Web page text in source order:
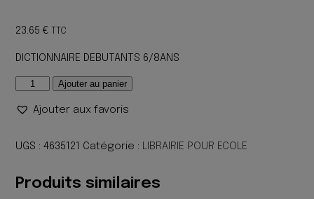
23.65€ TTC
DICTIONNAIRE DEBUTANTS 6/8ANS
quantité
DICTIONNAIRE
6/8ANS
Ajouter au panier
Ajouter aux favoris
UGS :4635121 Catégorie : LIBRAIRIE POUR ECOLE
Produits similaires